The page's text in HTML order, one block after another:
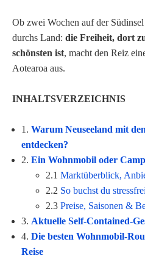
Ob zwei Wochen auf der
durchs Land: die Freiheit, dort
schönsten ist, macht den Reiz
Aotearoa aus.
INHALTSVERZEICHNIS
1. Warum Neuseeland mit
entdecken?
2. Ein Wohnmobil oder
2.1 Marktüberblick,
2.2 So buchst du
2.3 Preise, Saisonen &
3. Aktuelle Self-Contained-
4. Die besten Wohnmobil-
Reise